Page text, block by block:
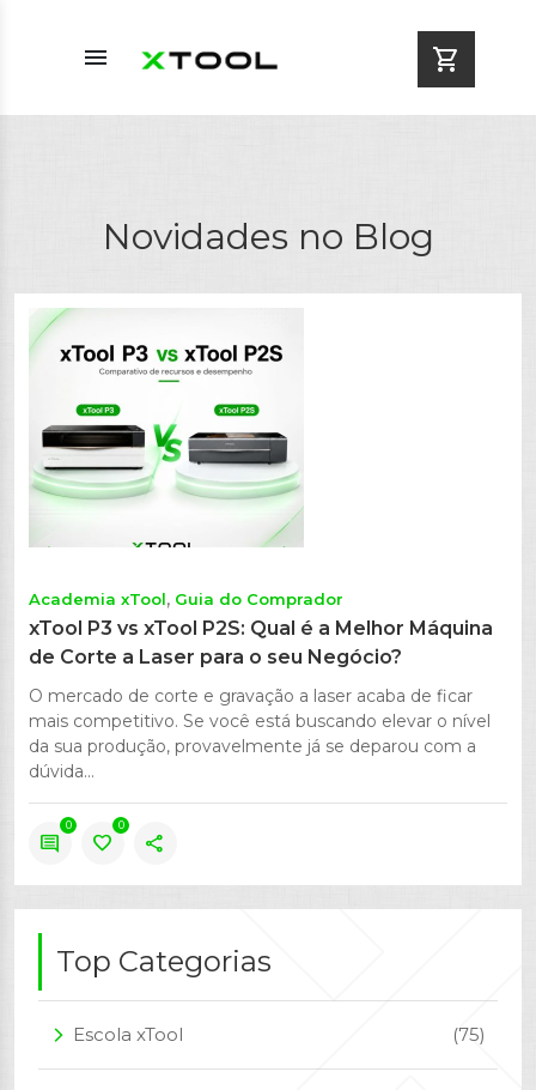
menu shopping_cart
Novidades no Blog
Academia xTool Guia do Comprador
xTool P3 vs xTool P2S: Qual é a Melhor Máquina
de Corte a Laser para o seu Negócio?
O mercado de corte e gravação a laser acaba de ficar
mais competitivo. Se você está buscando elevar o nível
da sua produção, provavelmente já se deparou com a
dúvida...
comment
0
favorite
0
share
Top Categorias
arrow_forward_ios Escola xTool (75)